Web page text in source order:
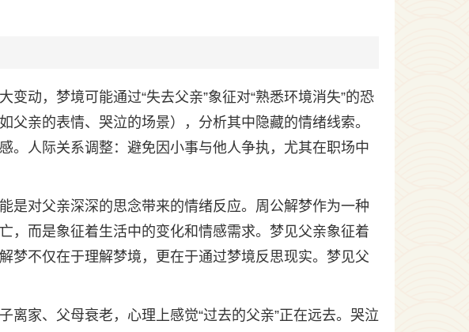
动，梦境可能通过“失去父亲”象征对“熟悉环境消失”的恐
父亲的表情、哭泣的场景），分析其中隐藏的情绪线索。
。人际关系调整：避免因小事与他人争执，尤其在职场中
是对父亲深深的思念带来的情绪反应。周公解梦作为一种
，而是象征着生活中的变化和情感需求。梦见父亲象征着
梦不仅在于理解梦境，更在于通过梦境反思现实。梦见父
离家、父母衰老，心理上感觉“过去的父亲”正在远去。哭泣